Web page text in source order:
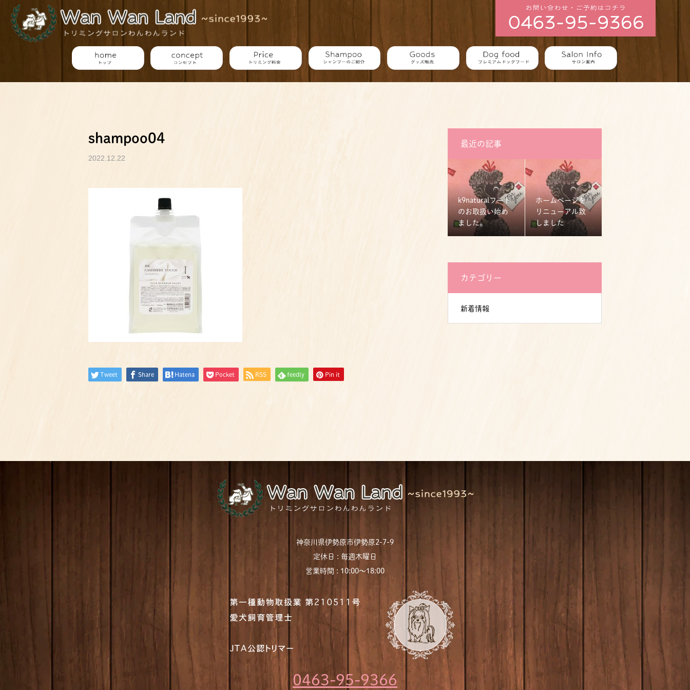
shampoo04
2022.12.22
Tweet Share Hatena Pocket RSS feedly Pin it
最近の記事
k9naturalフード
のお取扱い始め
ました。
ホームページを
リニューアル致
しました
カテゴリー
新着情報
神奈川県伊勢原市伊勢原2-7-9
定休日 : 毎週木曜日
営業時間 : 10:00〜18:00
0463-95-9366